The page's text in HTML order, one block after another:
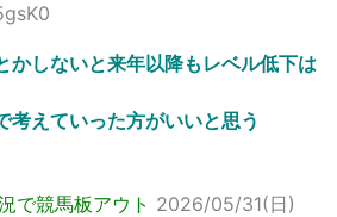
かしないと来年以降もレベル低下は
考えていった方がいいと思う
で競馬板アウト 2026/05/31(日)